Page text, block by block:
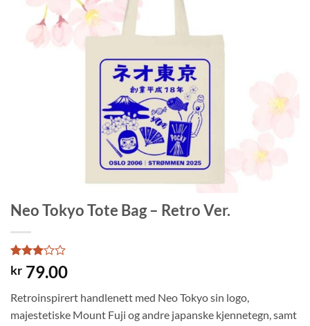
Neo Tokyo Tote Bag – Retro Ver.
Rated
3out
based
1
customer
kr 79.00
Retroinspirert handlenett med Neo Tokyo sin logo,
majestetiske Mount Fuji og andre japanske kjennetegn, samt